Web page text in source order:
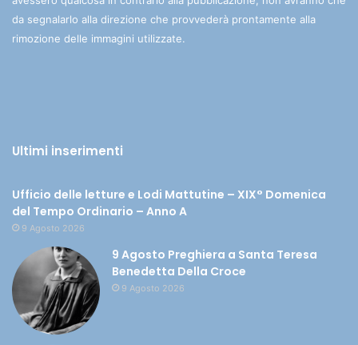
da segnalarlo alla direzione che provvederà prontamente alla
rimozione delle immagini utilizzate.
Ultimi inserimenti
Ufficio delle letture e Lodi Mattutine – XIX° Domenica
del Tempo Ordinario – Anno A
9 Agosto 2026
9 Agosto Preghiera a Santa Teresa
Benedetta Della Croce
9 Agosto 2026